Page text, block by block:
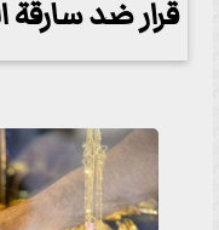
قرار ضد